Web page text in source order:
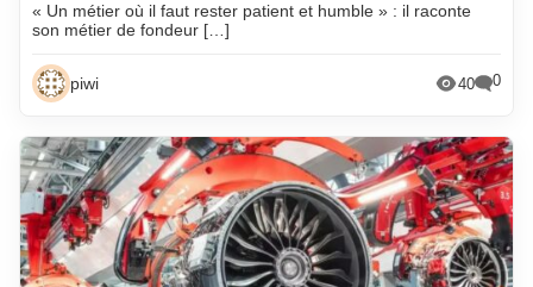
« Un métier où il faut rester patient et humble » : il raconte
son métier de fondeur […]
piwi 40 0